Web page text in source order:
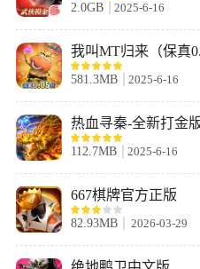
关卡。
5、奖励与回报：
瞄准终极大奖——WWE 头衔赛吧
励。开启宝箱来解锁新的角色风
怎么选角色
1、战力从高往后排过去，高的放
2.0GB 2025-6-16
我叫MT归来（保真
581.3MB 2025-6-16
热血寻秦-全新打金
112.7MB 2025-6-16
667棋牌官方正版
82.93MB 2026-03-29